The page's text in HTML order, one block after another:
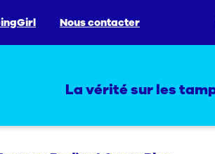
Nous contacter
La vérité sur les